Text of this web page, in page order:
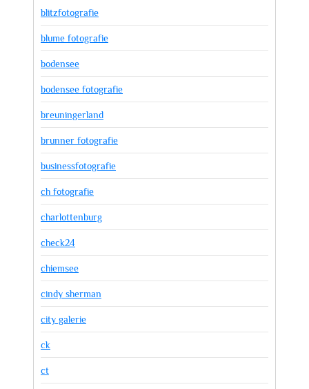
blitzfotografie
blume fotografie
bodensee
bodensee fotografie
breuningerland
brunner fotografie
businessfotografie
ch fotografie
charlottenburg
check24
chiemsee
cindy sherman
city galerie
ck
ct